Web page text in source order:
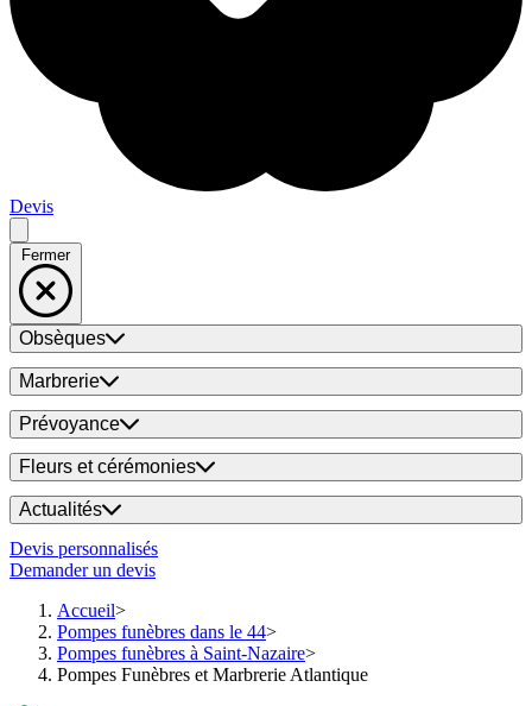
Devis
Fermer
Obsèques
Marbrerie
Prévoyance
Fleurs et cérémonies
Actualités
Devis personnalisés
Demander un devis
Accueil
Pompes funèbres dans le 44
Pompes funèbres à Saint-Nazaire
Pompes Funèbres et Marbrerie Atlantique